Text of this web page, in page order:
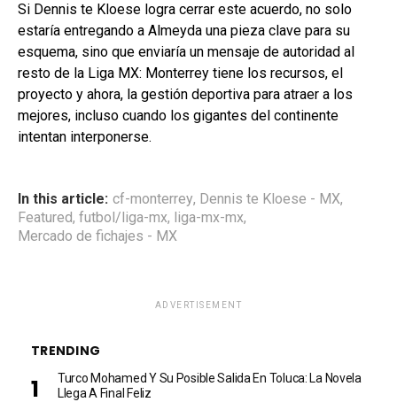
Si Dennis te Kloese logra cerrar este acuerdo, no solo
estaría entregando a Almeyda una pieza clave para su
esquema, sino que enviaría un mensaje de autoridad al
resto de la Liga MX: Monterrey tiene los recursos, el
proyecto y ahora, la gestión deportiva para atraer a los
mejores, incluso cuando los gigantes del continente
intentan interponerse.
In this article: cf-monterrey, Dennis te Kloese - MX,
Featured, futbol/liga-mx, liga-mx-mx,
Mercado de fichajes - MX
ADVERTISEMENT
TRENDING
Turco Mohamed Y Su Posible Salida En Toluca: La Novela
Llega A Final Feliz